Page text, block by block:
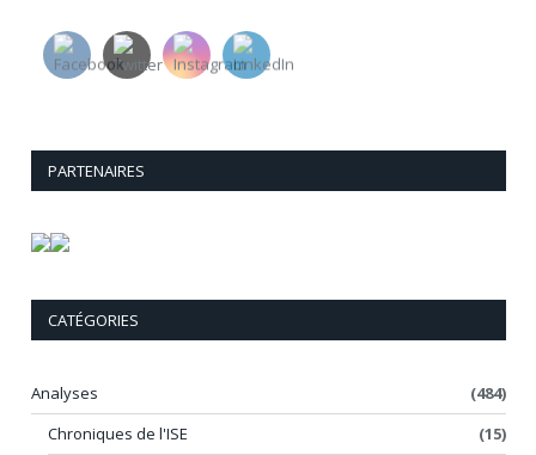
PARTENAIRES
CATÉGORIES
Analyses
(484)
Chroniques de l'ISE
(15)